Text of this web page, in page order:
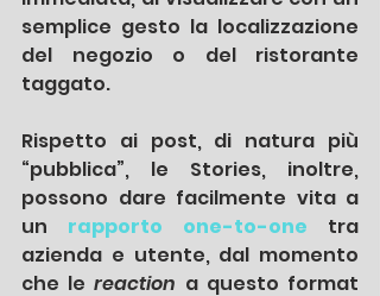
semplice gesto la localizzazione
del negozio o del ristorante
taggato.
Rispetto ai post, di natura più
“pubblica”, le Stories, inoltre,
possono dare facilmente vita a
un rapporto one-to-one tra
azienda e utente, dal momento
che le reaction a questo format